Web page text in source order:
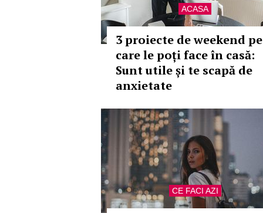
ACASA
3 proiecte de weekend pe
care le poți face în casă:
Sunt utile și te scapă de
anxietate
CE FACI AZI